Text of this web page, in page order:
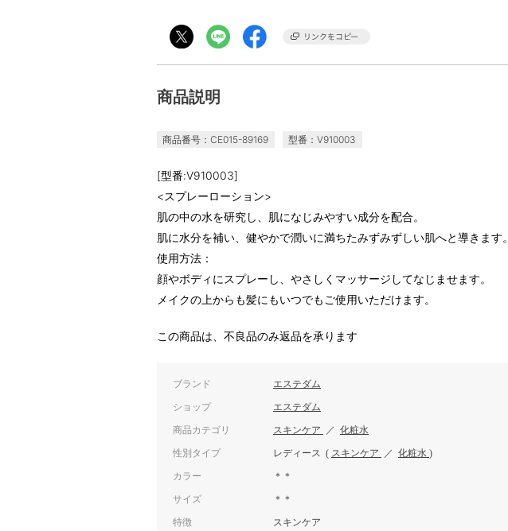
商品説明
商品番号：CE015-89169 型番：V910003
[型番:V910003]
<スプレーローション>
肌の中の水を研究し、肌になじみやすい成分を配合。
肌に水分を補い、健やかで潤いに満ちたみずみずしい肌へと導きます。
使用方法：
顔やボディにスプレーし、やさしくマッサージしてなじませます。
メイクの上からも髪にもいつでもご使用いただけます。
この商品は、不良品のみ返品を承ります
ブランド エステダム
ショップ エステダム
商品カテゴリ スキンケア ／ 化粧水
性別タイプ レディース ( スキンケア ／ 化粧水 )
カラー ＊＊
サイズ ＊＊
特徴
スキンケア